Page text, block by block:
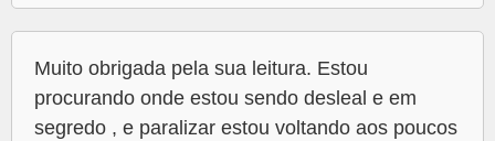
Muito obrigada pela sua leitura. Estou
procurando onde estou sendo desleal e em
segredo , e paralizar estou voltando aos poucos